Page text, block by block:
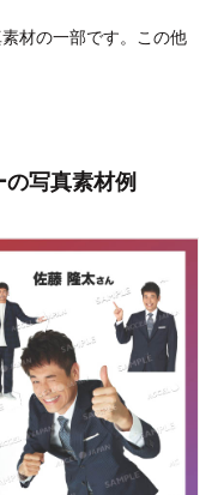
材の一部です。この他
写真素材例